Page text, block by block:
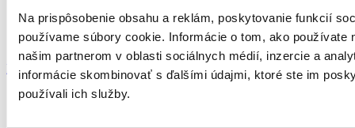
Na prispôsobenie obsahu a reklám, poskytovanie funkcií
používame súbory cookie. Informácie o tom, ako používate
našim partnerom v oblasti sociálnych médií, inzercie a
informácie skombinovať s ďalšími údajmi, ktoré ste im
používali ich služby.
Rodinný dom s odvetranou fasádou FUNDERMAX
FUNDERMAX